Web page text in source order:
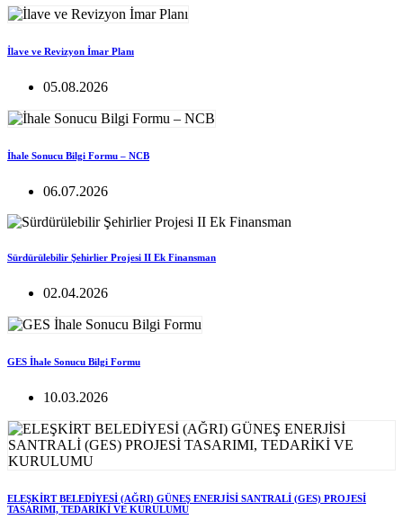
İlave ve Revizyon İmar Planı
05.08.2026
İhale Sonucu Bilgi Formu – NCB
06.07.2026
Sürdürülebilir Şehirlier Projesi II Ek Finansman
02.04.2026
GES İhale Sonucu Bilgi Formu
10.03.2026
ELEŞKİRT BELEDİYESİ (AĞRI) GÜNEŞ ENERJİSİ SANTRALİ (GES) PROJESİ
TASARIMI, TEDARİKİ VE KURULUMU